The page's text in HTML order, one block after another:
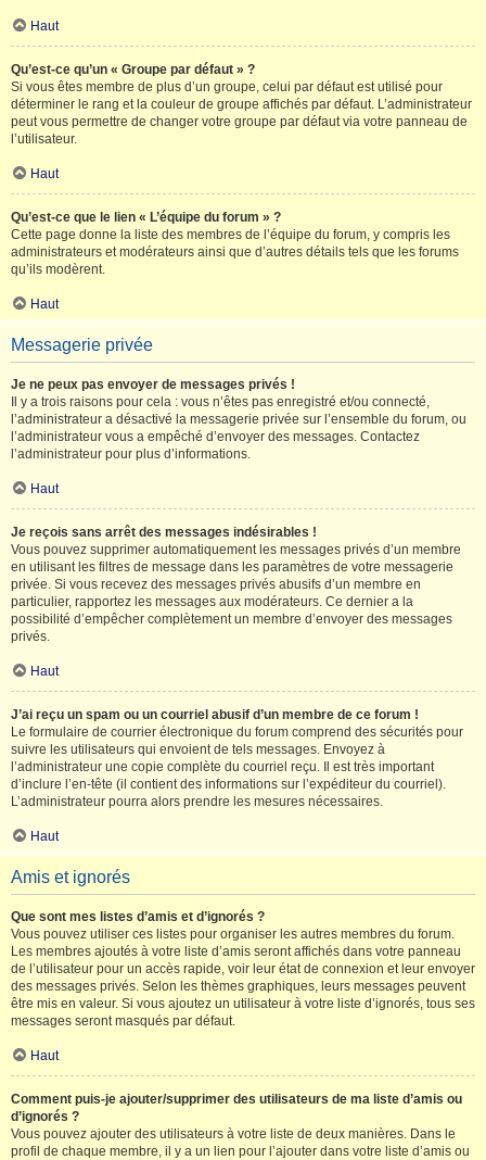
Haut
Qu’est-ce qu’un « Groupe par défaut » ?
Si vous êtes membre de plus d’un groupe, celui par défaut est utilisé pour
déterminer le rang et la couleur de groupe affichés par défaut. L’administrateur
peut vous permettre de changer votre groupe par défaut via votre panneau de
l’utilisateur.
Haut
Qu’est-ce que le lien « L’équipe du forum » ?
Cette page donne la liste des membres de l’équipe du forum, y compris les
administrateurs et modérateurs ainsi que d’autres détails tels que les forums
qu’ils modèrent.
Haut
Messagerie privée
Je ne peux pas envoyer de messages privés !
Il y a trois raisons pour cela : vous n’êtes pas enregistré et/ou connecté,
l’administrateur a désactivé la messagerie privée sur l’ensemble du forum, ou
l’administrateur vous a empêché d’envoyer des messages. Contactez
l’administrateur pour plus d’informations.
Haut
Je reçois sans arrêt des messages indésirables !
Vous pouvez supprimer automatiquement les messages privés d’un membre
en utilisant les filtres de message dans les paramètres de votre messagerie
privée. Si vous recevez des messages privés abusifs d’un membre en
particulier, rapportez les messages aux modérateurs. Ce dernier a la
possibilité d’empêcher complètement un membre d’envoyer des messages
privés.
Haut
J’ai reçu un spam ou un courriel abusif d’un membre de ce forum !
Le formulaire de courrier électronique du forum comprend des sécurités pour
suivre les utilisateurs qui envoient de tels messages. Envoyez à
l’administrateur une copie complète du courriel reçu. Il est très important
d’inclure l’en-tête (il contient des informations sur l’expéditeur du courriel).
L’administrateur pourra alors prendre les mesures nécessaires.
Haut
Amis et ignorés
Que sont mes listes d’amis et d’ignorés ?
Vous pouvez utiliser ces listes pour organiser les autres membres du forum.
Les membres ajoutés à votre liste d’amis seront affichés dans votre panneau
de l’utilisateur pour un accès rapide, voir leur état de connexion et leur envoyer
des messages privés. Selon les thèmes graphiques, leurs messages peuvent
être mis en valeur. Si vous ajoutez un utilisateur à votre liste d’ignorés, tous ses
messages seront masqués par défaut.
Haut
Comment puis-je ajouter/supprimer des utilisateurs de ma liste d’amis ou
d’ignorés ?
Vous pouvez ajouter des utilisateurs à votre liste de deux manières. Dans le
profil de chaque membre, il y a un lien pour l’ajouter dans votre liste d’amis ou